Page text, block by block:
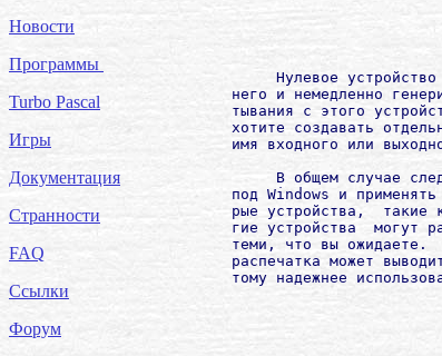
Новости
Программы
Turbo Pascal
Игры
Документация
Странности
FAQ
Ссылки
Форум
Нулевое
него и немедленно
тывания с этого
хотите создавать
имя входного или
В общем случае
под Windows и
рые устройства,  такие
гие устройства  могут
теми, что вы ожидаете.
распечатка может